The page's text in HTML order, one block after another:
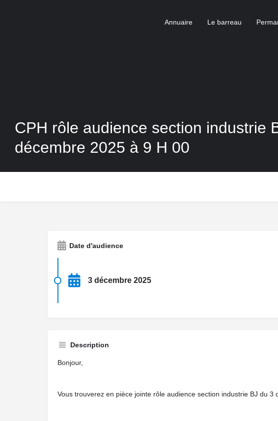
Annuaire Le barreau
CPH rôle audience section industrie
décembre 2025 à 9 H 00
Date d'audience
3 décembre 2025
Description
Bonjour,
Vous trouverez en pièce jointe rôle audience section industrie BJ du 3